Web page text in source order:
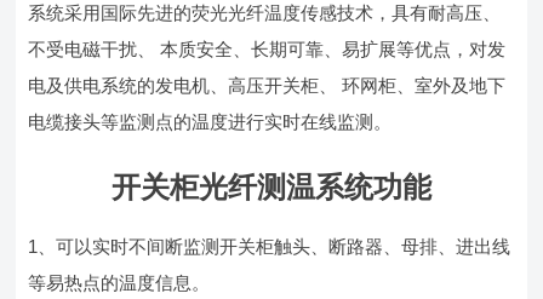
系统采用国际先进的荧光光纤温度传感技术，具有耐高压、
不受电磁干扰、 本质安全、长期可靠、易扩展等优点，对发
电及供电系统的发电机、高压开关柜、 环网柜、室外及地下
电缆接头等监测点的温度进行实时在线监测。
开关柜光纤测温系统功能
1、可以实时不间断监测开关柜触头、断路器、母排、进出线
等易热点的温度信息。